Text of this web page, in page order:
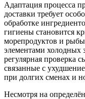
Адаптация процесса
доставки требует
обработке
гигиены становится
морепродуктов и
элементами холодных
регулярная проверка
связанные с
при долгих сменах и
Несмотря на